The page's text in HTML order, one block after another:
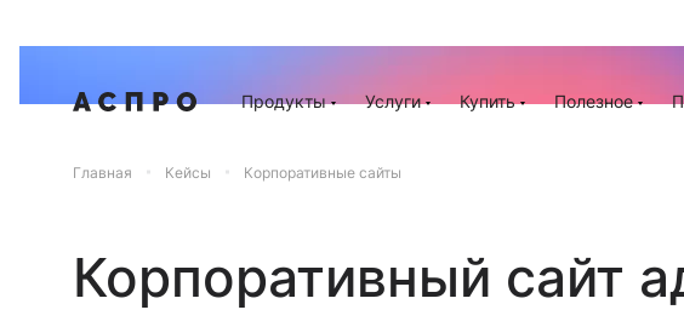
Продукты Услуги Купить Полезное
Главная Кейсы Корпоративные сайты
Корпоративный сайт